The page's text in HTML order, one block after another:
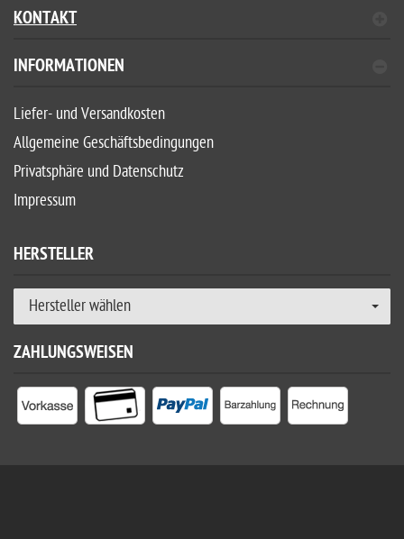
KONTAKT
INFORMATIONEN
Liefer- und Versandkosten
Allgemeine Geschäftsbedingungen
Privatsphäre und Datenschutz
Impressum
HERSTELLER
Hersteller wählen
ZAHLUNGSWEISEN